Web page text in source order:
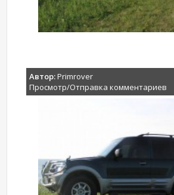
Автор:Primrover
Просмотр/Отправка комментариев